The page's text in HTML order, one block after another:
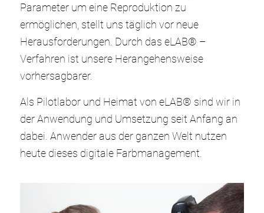
Parameter um eine Reproduktion zu
ermöglichen, stellt uns täglich vor neue
Herausforderungen. Durch das eLAB® –
Verfahren ist unsere Herangehensweise
vorhersagbarer.
Als Pilotlabor und Heimat von eLAB® sind wir in
der Anwendung und Umsetzung seit Anfang an
dabei. Anwender aus der ganzen Welt nutzen
heute dieses digitale Farbmanagement.